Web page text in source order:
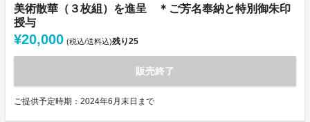
美術散華（３枚組）を進呈 ＊ご芳名奉納と特別御朱印
授与
¥20,000 (税込/送料込)残り25
販売終了
ご提供予定時期：2024年6月末日まで